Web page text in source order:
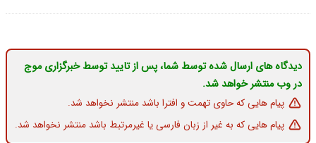
دیدگاه های ارسال شده توسط شما، پس از تایید توسط خبرگزاری موج
در وب منتشر خواهد شد.
پیام هایی که حاوی تهمت و افترا باشد منتشر نخواهد شد.
پیام هایی که به غیر از زبان فارسی یا غیرمرتبط باشد منتشر نخواهد شد.